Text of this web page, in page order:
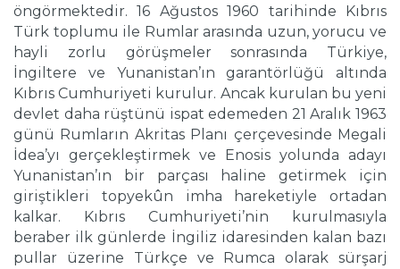
öngörmektedir. 16 Ağustos 1960 tarihinde Kıbrıs
Türk toplumu ile Rumlar arasında uzun, yorucu ve
hayli zorlu görüşmeler sonrasında Türkiye,
İngiltere ve Yunanistan’ın garantörlüğü altında
Kıbrıs Cumhuriyeti kurulur. Ancak kurulan bu yeni
devlet daha rüştünü ispat edemeden 21 Aralık 1963
günü Rumların Akritas Planı çerçevesinde Megali
İdea’yı gerçekleştirmek ve Enosis yolunda adayı
Yunanistan’ın bir parçası haline getirmek için
giriştikleri topyekûn imha hareketiyle ortadan
kalkar. Kıbrıs Cumhuriyeti’nin kurulmasıyla
beraber ilk günlerde İngiliz idaresinden kalan bazı
pullar üzerine Türkçe ve Rumca olarak sürşarj